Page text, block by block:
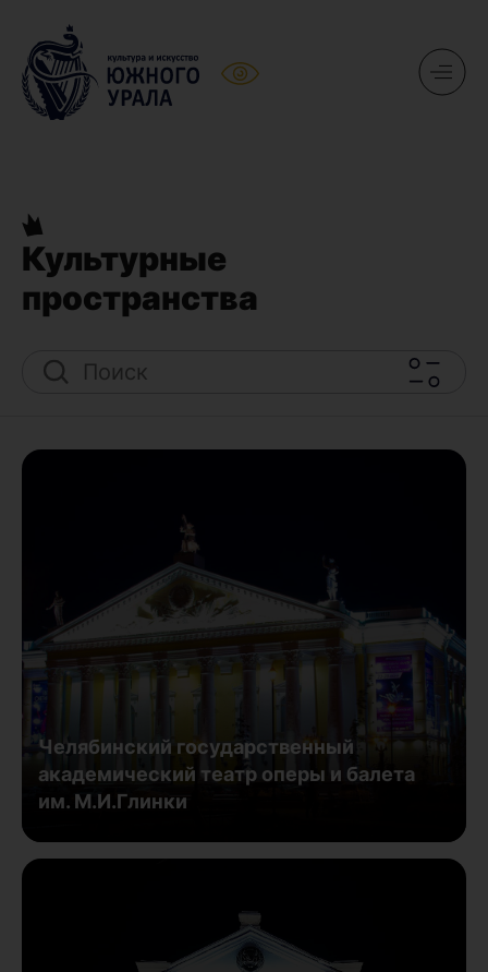
Культурные
пространства
Челябинский государственный
академический театр оперы и балета
им. М.И.Глинки